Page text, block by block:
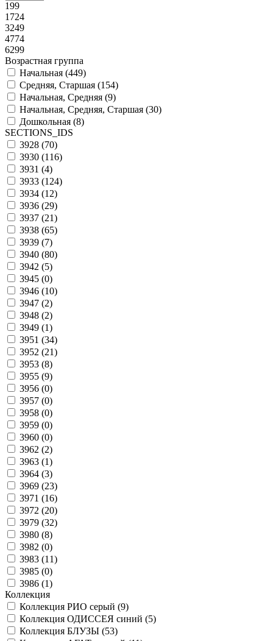
199
1724
3249
4774
6299
Возрастная группа
Начальная (449)
Средняя, Старшая (154)
Начальная, Средняя (9)
Начальная, Средняя, Старшая (30)
Дошкольная (8)
SECTIONS_IDS
3928 (70)
3930 (116)
3931 (4)
3933 (124)
3934 (12)
3936 (29)
3937 (21)
3938 (65)
3939 (7)
3940 (80)
3942 (5)
3945 (0)
3946 (10)
3947 (2)
3948 (2)
3949 (1)
3951 (34)
3952 (21)
3953 (8)
3955 (9)
3956 (0)
3957 (0)
3958 (0)
3959 (0)
3960 (0)
3962 (2)
3963 (1)
3964 (3)
3969 (23)
3971 (16)
3972 (20)
3979 (32)
3980 (8)
3982 (0)
3983 (11)
3985 (0)
3986 (1)
Коллекция
Коллекция РИО серый (9)
Коллекция ОДИССЕЯ синий (5)
Коллекция БЛУЗЫ (53)